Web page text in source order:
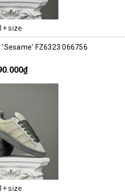
size
'Sesame' FZ6323 066756
size